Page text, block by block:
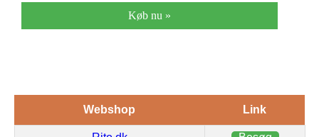
Køb nu »
Webshop Link